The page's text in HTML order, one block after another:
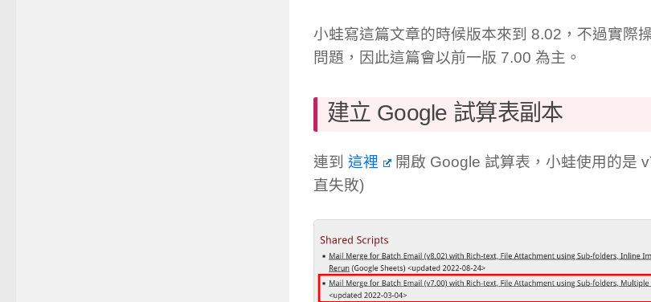
小蛙寫這篇文章的時候版本來到 8.02，不過實際
問題，因此這篇會以前一版 7.00 為主。
建立 Google 試算表副本
連到 這裡
開啟 Google 試算表，小蛙使用的是
直失敗)